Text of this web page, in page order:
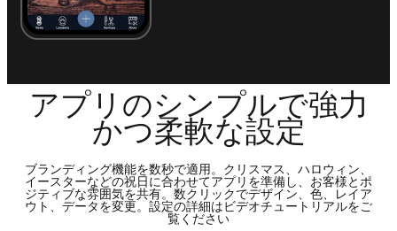
アプリのシンプルで強力
かつ柔軟な設定
ブランディング機能を数秒で適用。クリスマス、ハロウィン、
イースターなどの祝日に合わせてアプリを準備し、お客様とポ
ジティブな雰囲気を共有。数クリックでデザイン、色、レイア
ウト、データを変更。設定の詳細はビデオチュートリアルをご
覧ください